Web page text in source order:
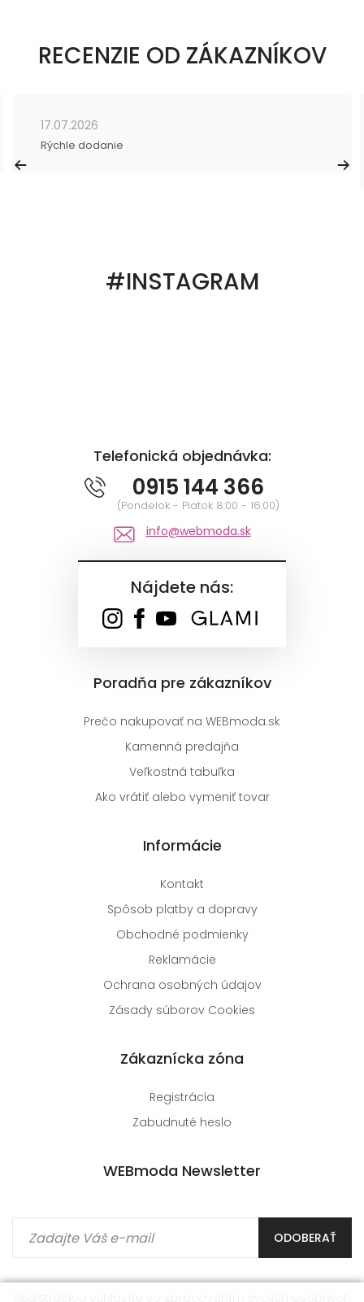
RECENZIE OD ZÁKAZNÍKOV
17.07.2026
Rýchle dodanie
#INSTAGRAM
Telefonická objednávka:
0915 144 366
(Pondelok - Piatok 8:00 - 16:00)
info@webmoda.sk
Nájdete nás:
Poradňa pre zákazníkov
Prečo nakupovať na WEBmoda.sk
Kamenná predajňa
Veľkostná tabuľka
Ako vrátiť alebo vymeniť tovar
Informácie
Kontakt
Spôsob platby a dopravy
Obchodné podmienky
Reklamácie
Ochrana osobných údajov
Zásady súborov Cookies
Zákaznícka zóna
Registrácia
Zabudnuté heslo
WEBmoda Newsletter
ODOBERAŤ